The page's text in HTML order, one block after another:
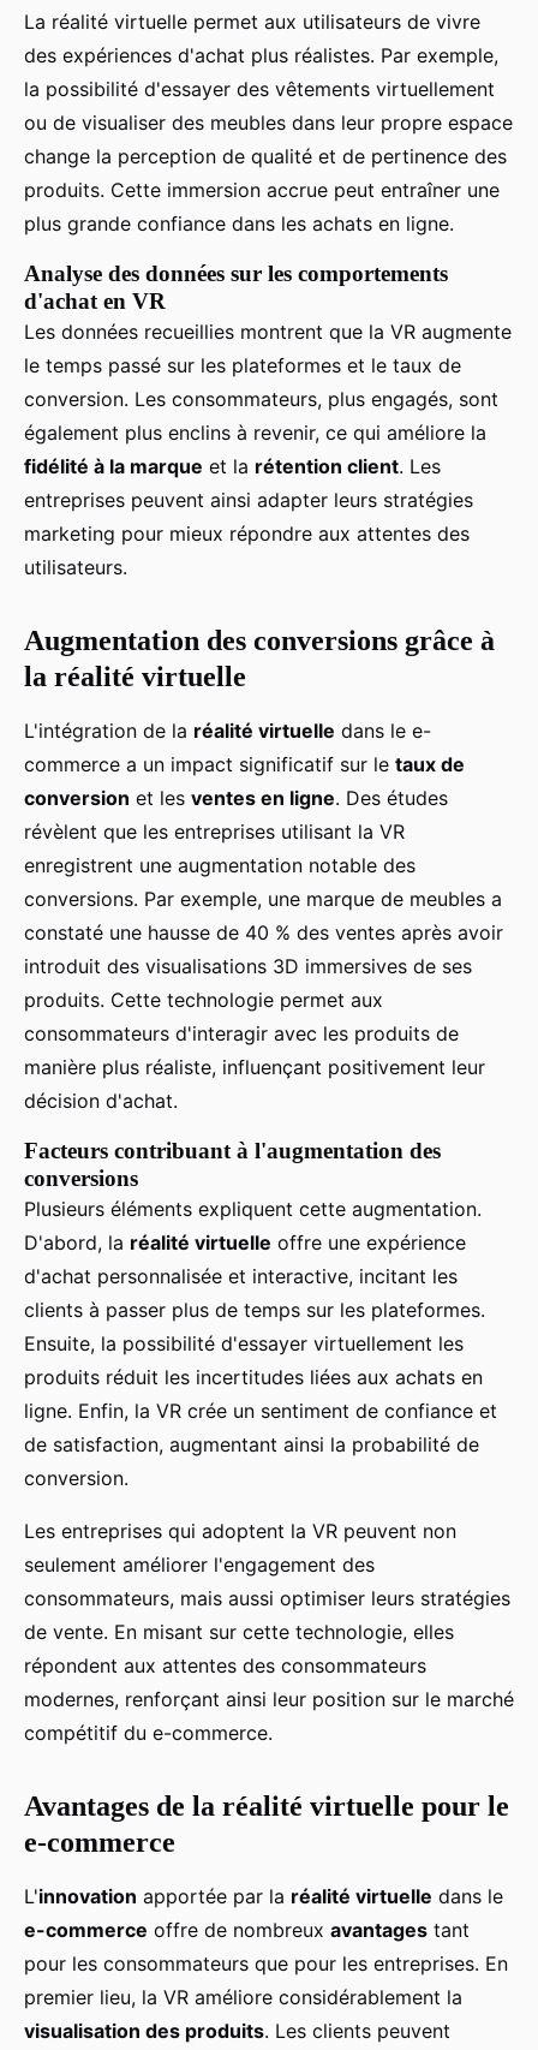
La réalité virtuelle permet aux utilisateurs de vivre
des expériences d'achat plus réalistes. Par exemple,
la possibilité d'essayer des vêtements virtuellement
ou de visualiser des meubles dans leur propre espace
change la perception de qualité et de pertinence des
produits. Cette immersion accrue peut entraîner une
plus grande confiance dans les achats en ligne.
Analyse des données sur les comportements
d'achat en VR
Les données recueillies montrent que la VR augmente
le temps passé sur les plateformes et le taux de
conversion. Les consommateurs, plus engagés, sont
également plus enclins à revenir, ce qui améliore la
fidélité à la marque et la rétention client. Les
entreprises peuvent ainsi adapter leurs stratégies
marketing pour mieux répondre aux attentes des
utilisateurs.
Augmentation des conversions grâce à
la réalité virtuelle
L'intégration de la réalité virtuelle dans le e-
commerce a un impact significatif sur le taux de
conversion et les ventes en ligne. Des études
révèlent que les entreprises utilisant la VR
enregistrent une augmentation notable des
conversions. Par exemple, une marque de meubles a
constaté une hausse de 40 % des ventes après avoir
introduit des visualisations 3D immersives de ses
produits. Cette technologie permet aux
consommateurs d'interagir avec les produits de
manière plus réaliste, influençant positivement leur
décision d'achat.
Facteurs contribuant à l'augmentation des
conversions
Plusieurs éléments expliquent cette augmentation.
D'abord, la réalité virtuelle offre une expérience
d'achat personnalisée et interactive, incitant les
clients à passer plus de temps sur les plateformes.
Ensuite, la possibilité d'essayer virtuellement les
produits réduit les incertitudes liées aux achats en
ligne. Enfin, la VR crée un sentiment de confiance et
de satisfaction, augmentant ainsi la probabilité de
conversion.
Les entreprises qui adoptent la VR peuvent non
seulement améliorer l'engagement des
consommateurs, mais aussi optimiser leurs stratégies
de vente. En misant sur cette technologie, elles
répondent aux attentes des consommateurs
modernes, renforçant ainsi leur position sur le marché
compétitif du e-commerce.
Avantages de la réalité virtuelle pour le
e-commerce
L'innovation apportée par la réalité virtuelle dans le
e-commerce offre de nombreux avantages tant
pour les consommateurs que pour les entreprises. En
premier lieu, la VR améliore considérablement la
visualisation des produits. Les clients peuvent